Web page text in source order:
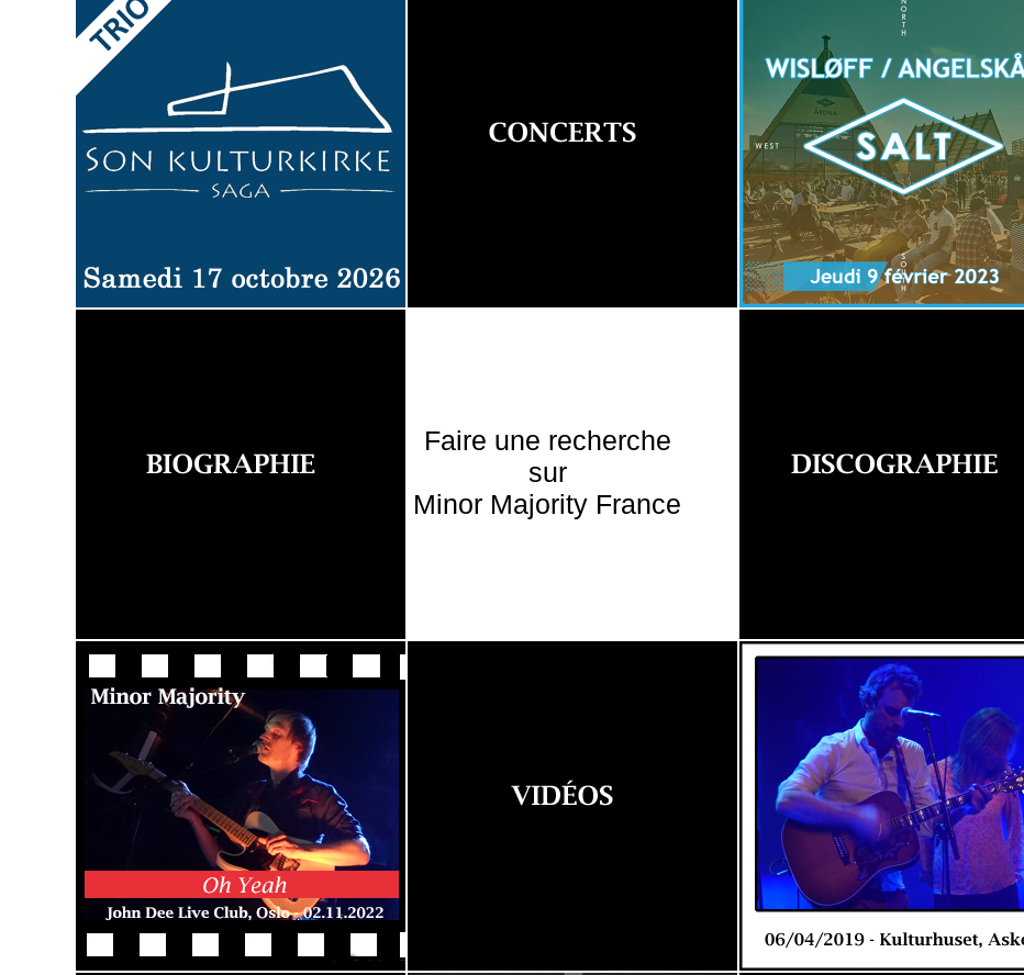
Faire une recherche
sur
Minor Majority France